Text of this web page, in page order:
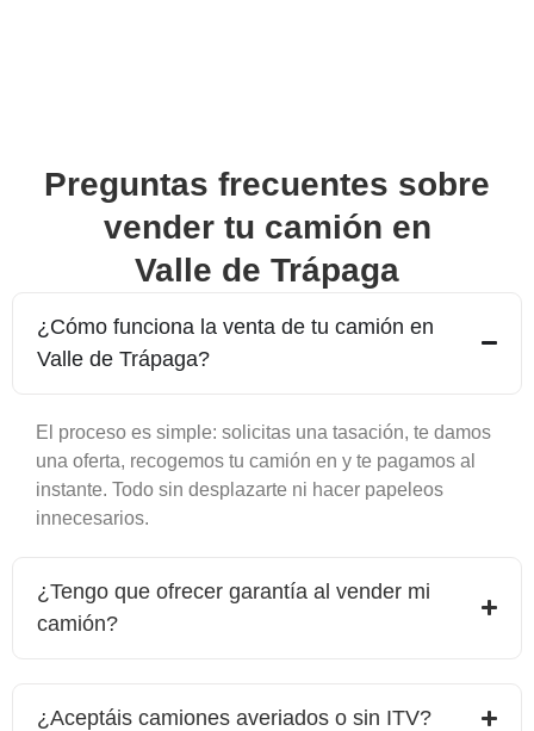
Preguntas frecuentes sobre
vender tu camión en
Valle de Trápaga
¿Cómo funciona la venta de tu camión en
Valle de Trápaga?
El proceso es simple: solicitas una tasación, te damos
una oferta, recogemos tu camión en y te pagamos al
instante. Todo sin desplazarte ni hacer papeleos
innecesarios.
¿Tengo que ofrecer garantía al vender mi
camión?
¿Aceptáis camiones averiados o sin ITV?